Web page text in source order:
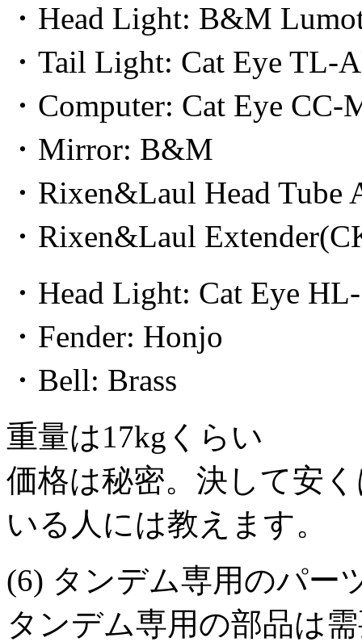
・Head Light: B&M
・Tail Light: Cat Eye TL-
・Computer: Cat Eye CC-
・Mirror: B&M
・Rixen&Laul Head Tube
・Rixen&Laul
・Head Light: Cat Eye
・Fender: Honjo
・Bell: Brass
重量は17kgくらい
価格は秘密。決して安
いる人には教えます。
(6) タンデム専用のパー
タンデム専用の部品は